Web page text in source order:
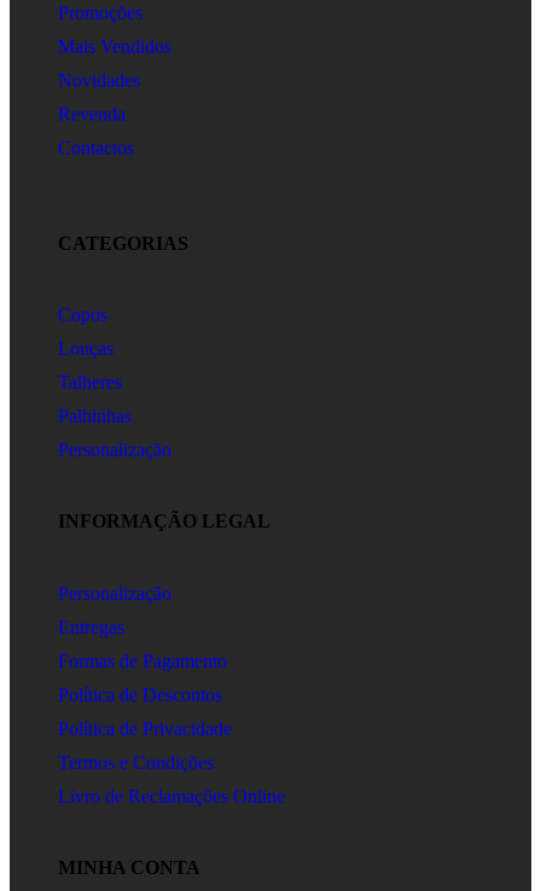
Promoções
Mais Vendidos
Novidades
Revenda
Contactos
CATEGORIAS
Copos
Louças
Talheres
Palhinhas
Personalização
INFORMAÇÃO LEGAL
Personalização
Entregas
Formas de Pagamento
Política de Descontos
Política de Privacidade
Termos e Condições
Livro de Reclamações Online
MINHA CONTA